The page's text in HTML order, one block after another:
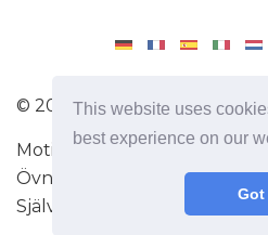
This website uses
best experience on our
Got
© 2026Amenajari
Motion. Dieter och recept för
Övningar för hjärnan.
Självutveckling. Var smartare